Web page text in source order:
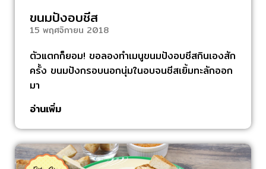
ขนมปังอบชีส
15 พฤศจิกายน 2018
ตัวแตกก็ยอม! ขอลองทำเมนูขนมปังอบชีสกินเองสัก
ครั้ง ขนมปังกรอบนอกนุ่มในอบจนชีสเยิ้มทะลักออก
มา
อ่านเพิ่ม